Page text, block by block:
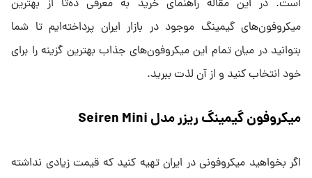
است. در این مقاله راهنمای خرید به معرفی ده‌تا از بهترین
میکروفون‌های گیمینگ موجود در بازار ایران پرداخته‌ایم تا شما
بتوانید در میان تمام این میکروفون‌های جذاب بهترین گزینه‌ را برای
خود انتخاب کنید و از آن لذت ببرید.
میکروفون گیمینگ ریزر مدل Seiren Mini
اگر بخواهید میکروفونی در ایران تهیه کنید که قیمت زیادی نداشته